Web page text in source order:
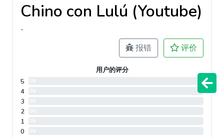
Chino con Lulú (Youtube)
-
报错 评价
用户的评分
5
4
3
2
1
0